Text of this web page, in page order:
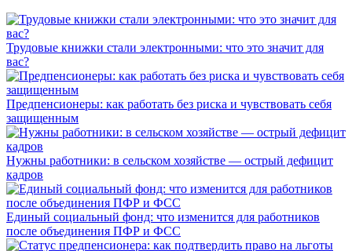
Трудовые книжки стали электронными: что это значит для
вас?
Предпенсионеры: как работать без риска и чувствовать себя
защищенным
Нужны работники: в сельском хозяйстве — острый дефицит
кадров
Единый социальный фонд: что изменится для работников
после объединения ПФР и ФСС